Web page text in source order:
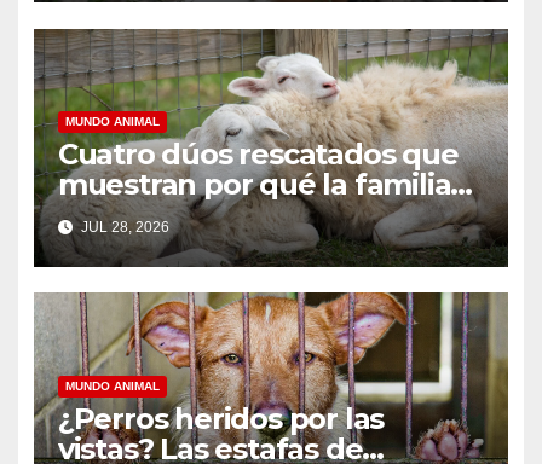
MUNDO ANIMAL
Cuatro dúos rescatados que
muestran por qué la familia
debería ser para siempre
JUL 28, 2026
MUNDO ANIMAL
¿Perros heridos por las
vistas? Las estafas de